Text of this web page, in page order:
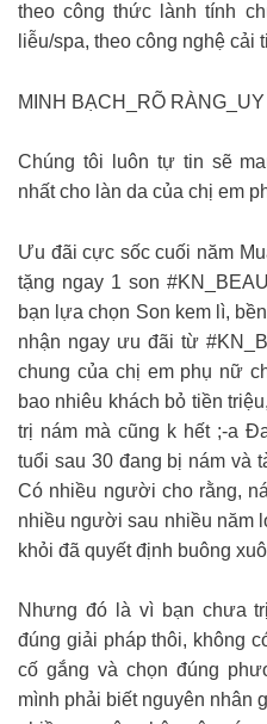
theo công thức lành tính
liễu/spa, theo công nghệ cải
MINH BẠCH_RÕ RÀNG_UY
Chúng tôi luôn tự tin sẽ
nhất cho làn da của chị em
Ưu đãi cực sốc cuối năm
tặng ngay 1 son
bạn lựa chọn Son kem lì,
nhận ngay ưu đãi từ
chung của chị em phụ nữ
bao nhiêu khách bỏ tiền
trị nám mà cũng k hết ;-a
tuổi sau 30 đang bị nám và
Có nhiều người cho rằng,
nhiều người sau nhiều năm
khỏi đã quyết định buông
Nhưng đó là vì bạn chưa
đúng giải pháp thôi, không
cố gắng và chọn đúng
mình phải biết nguyên nhân